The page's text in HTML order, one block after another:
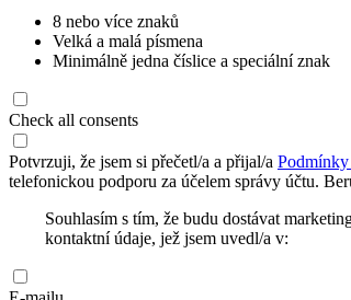
8 nebo více znaků
Velká a malá písmena
Minimálně jedna číslice a speciální znak
Check all consents
Potvrzuji, že jsem si přečetl/a a přijal/a
telefonickou podporu za účelem správy účtu.
Souhlasím s tím, že budu dostávat
kontaktní údaje, jež jsem uvedl/a v: